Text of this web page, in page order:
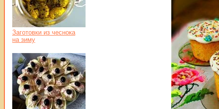
Заготовки из чеснока
на зиму